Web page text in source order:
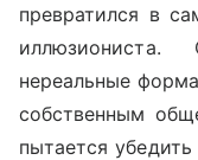
превратился в
нереальные
собственным
пытается